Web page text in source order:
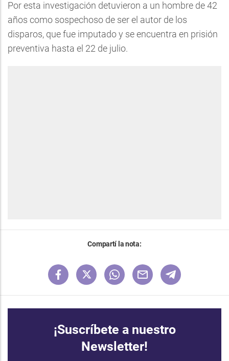
Por esta investigación detuvieron a un hombre de 42
años como sospechoso de ser el autor de los
disparos, que fue imputado y se encuentra en prisión
preventiva hasta el 22 de julio.
Compartí la nota:
¡Suscríbete a nuestro
Newsletter!